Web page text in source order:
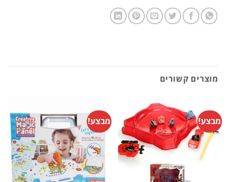
מוצרים קשורים
מבצע! מבצע!